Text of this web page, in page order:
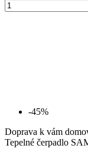
-45%
Doprava k vám
Tepelné čerpadlo